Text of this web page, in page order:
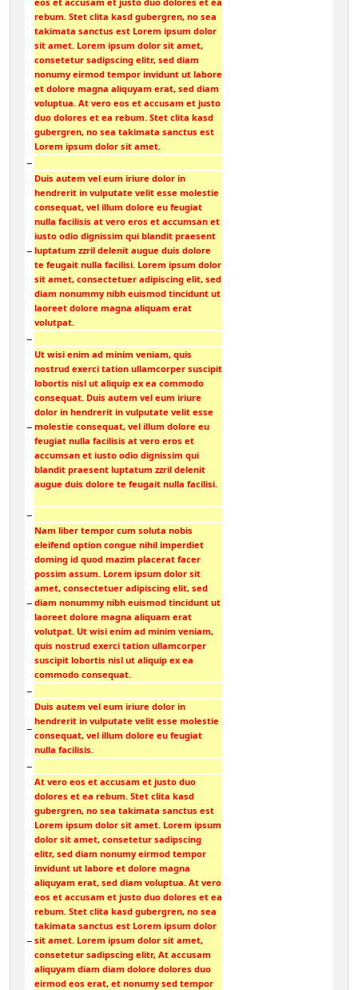
rebum. Stet clita kasd gubergren, no sea
takimata sanctus est Lorem ipsum dolor
sit amet. Lorem ipsum dolor sit amet,
consetetur sadipscing elitr, sed diam
nonumy eirmod tempor invidunt ut labore
et dolore magna aliquyam erat, sed diam
voluptua. At vero eos et accusam et justo
duo dolores et ea rebum. Stet clita kasd
gubergren, no sea takimata sanctus est
Lorem ipsum dolor sit amet.
−
−
Duis autem vel eum iriure dolor in
hendrerit in vulputate velit esse molestie
consequat, vel illum dolore eu feugiat
nulla facilisis at vero eros et accumsan et
iusto odio dignissim qui blandit praesent
luptatum zzril delenit augue duis dolore
te feugait nulla facilisi. Lorem ipsum dolor
sit amet, consectetuer adipiscing elit, sed
diam nonummy nibh euismod tincidunt ut
laoreet dolore magna aliquam erat
volutpat.
−
−
Ut wisi enim ad minim veniam, quis
nostrud exerci tation ullamcorper suscipit
lobortis nisl ut aliquip ex ea commodo
consequat. Duis autem vel eum iriure
dolor in hendrerit in vulputate velit esse
molestie consequat, vel illum dolore eu
feugiat nulla facilisis at vero eros et
accumsan et iusto odio dignissim qui
blandit praesent luptatum zzril delenit
augue duis dolore te feugait nulla facilisi.
−
−
Nam liber tempor cum soluta nobis
eleifend option congue nihil imperdiet
doming id quod mazim placerat facer
possim assum. Lorem ipsum dolor sit
amet, consectetuer adipiscing elit, sed
diam nonummy nibh euismod tincidunt ut
laoreet dolore magna aliquam erat
volutpat. Ut wisi enim ad minim veniam,
quis nostrud exerci tation ullamcorper
suscipit lobortis nisl ut aliquip ex ea
commodo consequat.
−
−
Duis autem vel eum iriure dolor in
hendrerit in vulputate velit esse molestie
consequat, vel illum dolore eu feugiat
nulla facilisis.
−
−
At vero eos et accusam et justo duo
dolores et ea rebum. Stet clita kasd
gubergren, no sea takimata sanctus est
Lorem ipsum dolor sit amet. Lorem ipsum
dolor sit amet, consetetur sadipscing
elitr, sed diam nonumy eirmod tempor
invidunt ut labore et dolore magna
aliquyam erat, sed diam voluptua. At vero
eos et accusam et justo duo dolores et ea
rebum. Stet clita kasd gubergren, no sea
takimata sanctus est Lorem ipsum dolor
sit amet. Lorem ipsum dolor sit amet,
consetetur sadipscing elitr, At accusam
aliquyam diam diam dolore dolores duo
eirmod eos erat, et nonumy sed tempor